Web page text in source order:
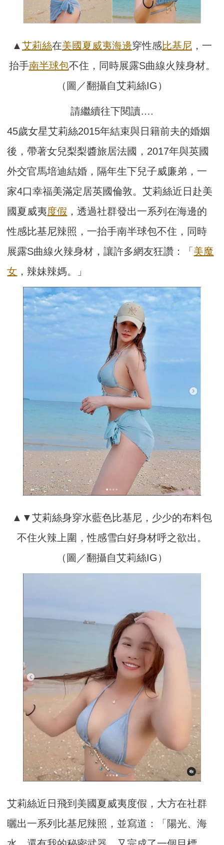
▲艾莉絲在美國夏威夷海邊穿性感比基尼 ，一
抬手南半球包不住，同時展露S曲線火辣身材。
（圖／翻攝自艾莉絲IG）
請繼續往下閱讀….
45歲女星艾莉絲2015年結束與日籍前夫的婚姻
後，帶著女兒梨梨醬旅居法國，2017年與英國
外交官馬培迪結婚，隔年生下兒子威廉弟，一
家4口幸福美滿定居英國倫敦。艾莉絲近日赴美
國夏威夷度假 ，透過社群發出一系列在海邊的
性感比基尼辣照，一抬手南半球包不住，同時
展露S曲線火辣身材，讓許多網友狂讚：「 美魔
女 ，辣妹辣媽。」
▲▼艾莉絲身穿水藍色比基尼，少少的布料包
不住火辣上圍，性感雪白好身材呼之欲出。
（圖／翻攝自艾莉絲IG）
艾莉絲近日飛到美國夏威夷度假，大方在社群
曬出一系列比基尼辣照，並寫道：「陽光、海